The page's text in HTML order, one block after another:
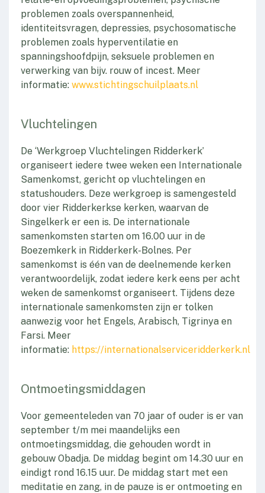
problemen zoals overspannenheid,
identiteitsvragen, depressies, psychosomatische
problemen zoals hyperventilatie en
spanningshoofdpijn, seksuele problemen en
verwerking van bijv. rouw of incest. Meer
informatie: www.stichtingschuilplaats.nl
Vluchtelingen
De ‘Werkgroep Vluchtelingen Ridderkerk’
organiseert iedere twee weken een Internationale
Samenkomst, gericht op vluchtelingen en
statushouders. Deze werkgroep is samengesteld
door vier Ridderkerkse kerken, waarvan de
Singelkerk er een is. De internationale
samenkomsten starten om 16.00 uur in de
Boezemkerk in Ridderkerk-Bolnes. Per
samenkomst is één van de deelnemende kerken
verantwoordelijk, zodat iedere kerk eens per acht
weken de samenkomst organiseert. Tijdens deze
internationale samenkomsten zijn er tolken
aanwezig voor het Engels, Arabisch, Tigrinya en
Farsi. Meer
informatie: https://internationalserviceridderkerk.nl
Ontmoetingsmiddagen
Voor gemeenteleden van 70 jaar of ouder is er van
september t/m mei maandelijks een
ontmoetingsmiddag, die gehouden wordt in
gebouw Obadja. De middag begint om 14.30 uur en
eindigt rond 16.15 uur. De middag start met een
meditatie en zang, in de pauze is er ontmoeting en